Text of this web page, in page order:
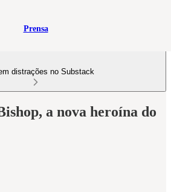
Prensa
distrações no Substack
a nova heroína do